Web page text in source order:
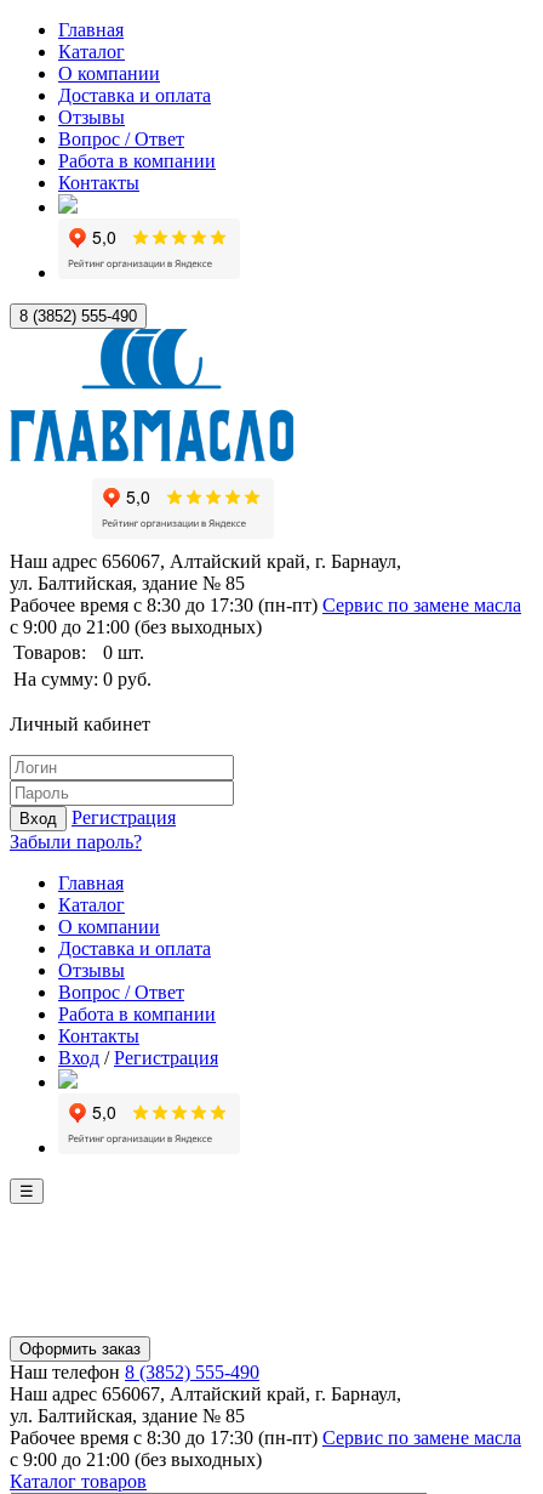
Главная
Каталог
О компании
Доставка и оплата
Отзывы
Вопрос / Ответ
Работа в компании
Контакты
8 (3852) 555-490
Наш адрес 656067, Алтайский край, г. Барнаул,
ул. Балтийская, здание № 85
Рабочее время с 8:30 до 17:30 (пн-пт) Сервис по замене масла
с 9:00 до 21:00 (без выходных)
Товаров:
0 шт.
На сумму: 0 руб.
Личный кабинет
Вход
Регистрация
Забыли пароль?
Главная
Каталог
О компании
Доставка и оплата
Отзывы
Вопрос / Ответ
Работа в компании
Контакты
Вход /Регистрация
☰
Оформить заказ
Наш телефон 8 (3852) 555-490
Наш адрес 656067, Алтайский край, г. Барнаул,
ул. Балтийская, здание № 85
Рабочее время с 8:30 до 17:30 (пн-пт) Сервис по замене масла
с 9:00 до 21:00 (без выходных)
Каталог товаров